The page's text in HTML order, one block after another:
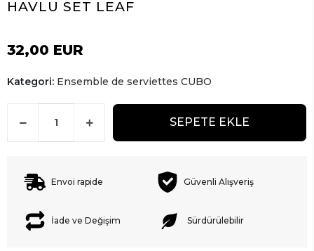
HAVLU SET LEAF
32,00 EUR
Kategori: Ensemble de serviettes CUBO
SEPETE EKLE
Envoi rapide Güvenli Alışveriş
İade ve Değişim Sürdürülebilir